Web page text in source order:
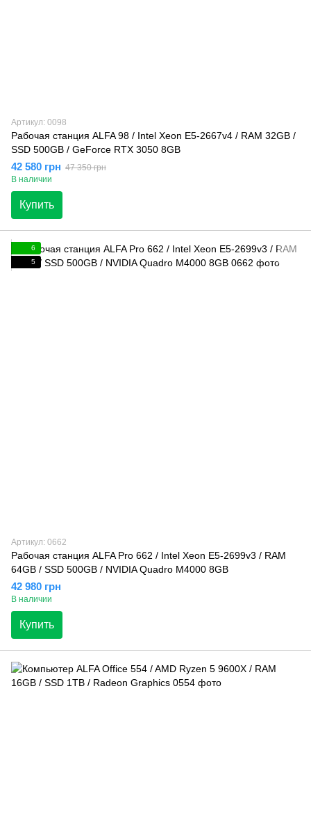
Артикул: 0098
Рабочая станция ALFA 98 / Intel Xeon E5-2667v4 / RAM 32GB /
SSD 500GB / GeForce RTX 3050 8GB
42 580 грн 47 350 грн
В наличии
Купить
6
5
Артикул: 0662
Рабочая станция ALFA Pro 662 / Intel Xeon E5-2699v3 / RAM
64GB / SSD 500GB / NVIDIA Quadro M4000 8GB
42 980 грн
В наличии
Купить